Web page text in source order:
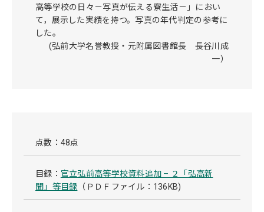
高等学校の日々－写真が伝える寮生活－」におい
て，展示した実績を持つ。写真の年代判定の参考に
した。
(弘前大学名誉教授・元附属図書館長 長谷川成
一）
点数：48点
目録： 官立弘前高等学校資料追加 – ２「弘高新
聞」等目録 （ＰＤＦファイル：136KB)